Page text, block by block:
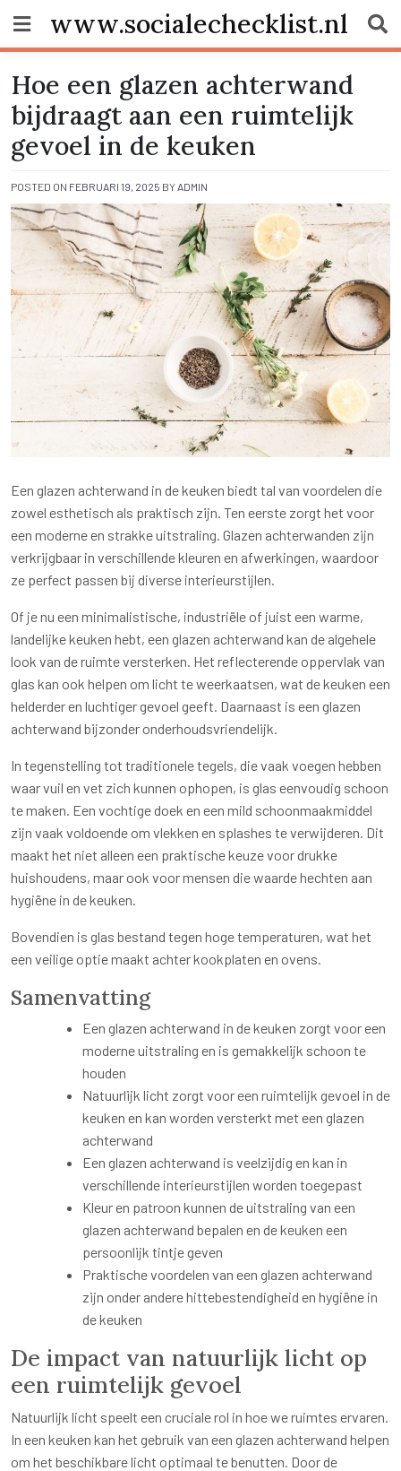
content
www.socialechecklist.nl
Hoe een glazen achterwand
bijdraagt aan een ruimtelijk
gevoel in de keuken
POSTED ON FEBRUARI 19, 2025 BY ADMIN
Een glazen achterwand in de keuken biedt tal van voordelen die
zowel esthetisch als praktisch zijn. Ten eerste zorgt het voor
een moderne en strakke uitstraling. Glazen achterwanden zijn
verkrijgbaar in verschillende kleuren en afwerkingen, waardoor
ze perfect passen bij diverse interieurstijlen.
Of je nu een minimalistische, industriële of juist een warme,
landelijke keuken hebt, een glazen achterwand kan de algehele
look van de ruimte versterken. Het reflecterende oppervlak van
glas kan ook helpen om licht te weerkaatsen, wat de keuken een
helderder en luchtiger gevoel geeft. Daarnaast is een glazen
achterwand bijzonder onderhoudsvriendelijk.
In tegenstelling tot traditionele tegels, die vaak voegen hebben
waar vuil en vet zich kunnen ophopen, is glas eenvoudig schoon
te maken. Een vochtige doek en een mild schoonmaakmiddel
zijn vaak voldoende om vlekken en splashes te verwijderen. Dit
maakt het niet alleen een praktische keuze voor drukke
huishoudens, maar ook voor mensen die waarde hechten aan
hygiëne in de keuken.
Bovendien is glas bestand tegen hoge temperaturen, wat het
een veilige optie maakt achter kookplaten en ovens.
Samenvatting
Een glazen achterwand in de keuken zorgt voor een
moderne uitstraling en is gemakkelijk schoon te
houden
Natuurlijk licht zorgt voor een ruimtelijk gevoel in de
keuken en kan worden versterkt met een glazen
achterwand
Een glazen achterwand is veelzijdig en kan in
verschillende interieurstijlen worden toegepast
Kleur en patroon kunnen de uitstraling van een
glazen achterwand bepalen en de keuken een
persoonlijk tintje geven
Praktische voordelen van een glazen achterwand
zijn onder andere hittebestendigheid en hygiëne in
de keuken
De impact van natuurlijk licht op
een ruimtelijk gevoel
Natuurlijk licht speelt een cruciale rol in hoe we ruimtes ervaren.
In een keuken kan het gebruik van een glazen achterwand helpen
om het beschikbare licht optimaal te benutten. Door de